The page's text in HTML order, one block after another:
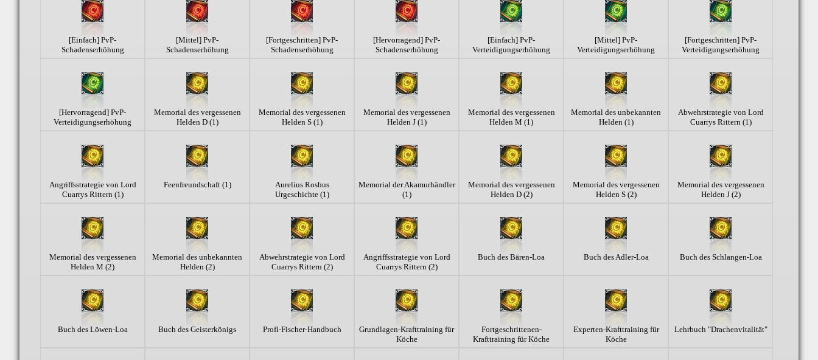
[Einfach] PvP-
Schadenserhöhung
[Mittel] PvP-
Schadenserhöhung
[Fortgeschritten] PvP-
Schadenserhöhung
[Hervorragend] PvP-
Schadenserhöhung
[Einfach] PvP-
Verteidigungserhöhung
[Mittel] PvP-
Verteidigungserhöhung
[Fortgeschritten] PvP-
Verteidigungserhöhung
[Hervorragend] PvP-
Verteidigungserhöhung
Memorial des vergessenen
Helden D (1)
Memorial des vergessenen
Helden S (1)
Memorial des vergessenen
Helden J (1)
Memorial des vergessenen
Helden M (1)
Memorial des unbekannten
Helden (1)
Abwehrstrategie von Lord
Cuarrys Rittern (1)
Angriffsstrategie von Lord
Cuarrys Rittern (1)
Feenfreundschaft (1)
Aurelius Roshus
Urgeschichte (1)
Memorial der Akamurhändler
(1)
Memorial des vergessenen
Helden D (2)
Memorial des vergessenen
Helden S (2)
Memorial des vergessenen
Helden J (2)
Memorial des vergessenen
Helden M (2)
Memorial des unbekannten
Helden (2)
Abwehrstrategie von Lord
Cuarrys Rittern (2)
Angriffsstrategie von Lord
Cuarrys Rittern (2)
Buch des Bären-Loa Buch des Adler-Loa Buch des Schlangen-Loa
Buch des Löwen-Loa Buch des Geisterkönigs Profi-Fischer-Handbuch
Grundlagen-Krafttraining für
Köche
Fortgeschrittenen-
Krafttraining für Köche
Experten-Krafttraining für
Köche
Lehrbuch "Drachenvitalität"